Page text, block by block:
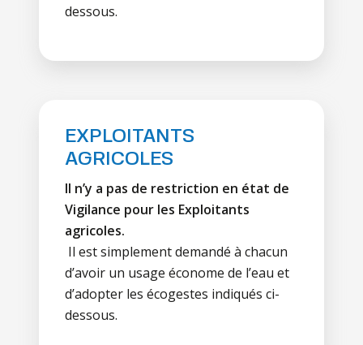
dessous.
EXPLOITANTS
AGRICOLES
Il n’y a pas de restriction en état de
Vigilance pour les Exploitants
agricoles.
Il est simplement demandé à chacun
d’avoir un usage économe de l’eau et
d’adopter les écogestes indiqués ci-
dessous.